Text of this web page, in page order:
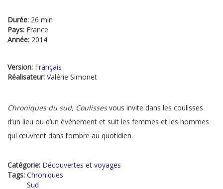
Durée: 26 min
Pays: France
Année: 2014
Version: Français
Réalisateur: Valérie Simonet
Chroniques du sud, Coulissesvous invite dans les coulisses
d’un lieu ou d’un événement et suit les femmes et les hommes
qui œuvrent dans l’ombre au quotidien.
Catégorie: Découvertes et voyages
Tags: Chroniques
Sud